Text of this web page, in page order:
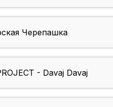
Черепашка
- Davaj Davaj